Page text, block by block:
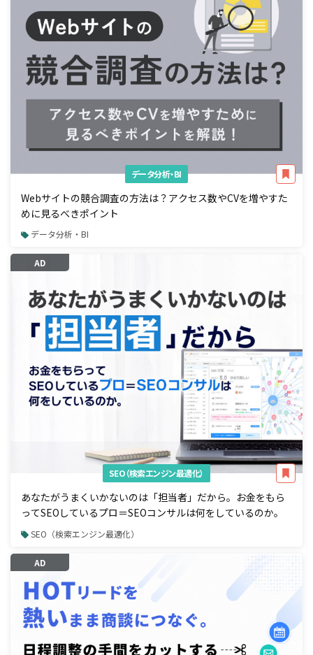
データ分析・BI
Webサイトの競合調査の方法は？アクセス数やCVを増やすた
めに見るべきポイント
データ分析・BI
AD
SEO（検索エンジン最適化）
あなたがうまくいかないのは「担当者」だから。お金をもら
ってSEOしているプロ＝SEOコンサルは何をしているのか。
SEO（検索エンジン最適化）
AD